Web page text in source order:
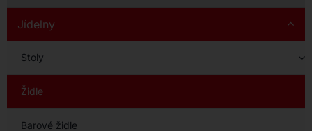
Jídelny
Stoly
Židle
Barové židle